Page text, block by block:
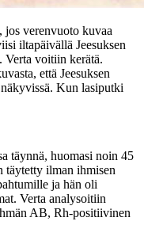
jos verenvuoto kuvaa
iltapäivällä Jeesuksen
Verta voitiin kerätä.
että Jeesuksen
Kun lasiputki
täynnä, huomasi noin 45
täytetty ilman ihmisen
ja hän oli
Verta analysoitiin
AB, Rh-positiivinen